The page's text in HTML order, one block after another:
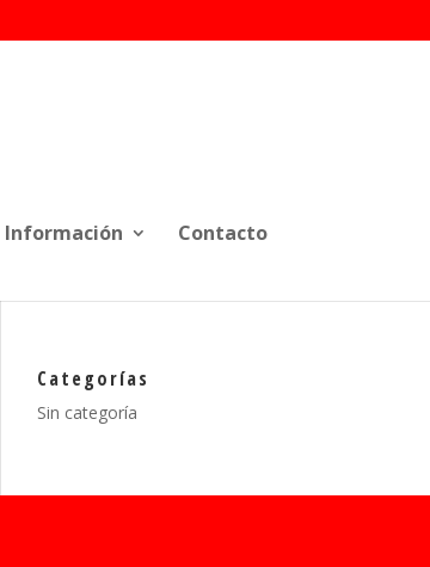
Información Contacto
Categorías
Sin categoría